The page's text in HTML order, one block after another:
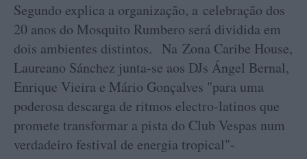
Segundo explica a organização, a celebração dos
20 anos do Mosquito Rumbero será dividida em
dois ambientes distintos. Na Zona Caribe House,
Laureano Sánchez junta-se aos DJs Ángel Bernal,
Enrique Vieira e Mário Gonçalves "para uma
poderosa descarga de ritmos electro-latinos que
promete transformar a pista do Club Vespas num
verdadeiro festival de energia tropical"-